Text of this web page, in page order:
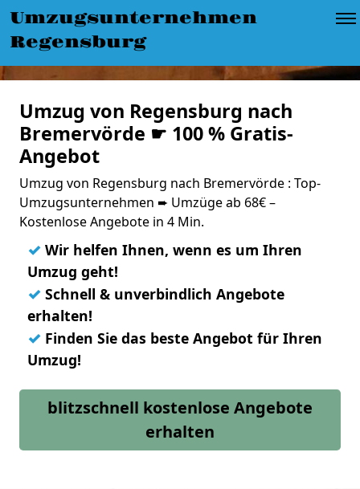
Umzugsunternehmen
Regensburg
Umzug von Regensburg nach
Bremervörde ☛ 100 % Gratis-
Angebot
Umzug von Regensburg nach Bremervörde : Top-
Umzugsunternehmen ➨ Umzüge ab 68€ –
Kostenlose Angebote in 4 Min.
✓ Wir helfen Ihnen, wenn es um Ihren
Umzug geht!
✓ Schnell & unverbindlich Angebote
erhalten!
✓ Finden Sie das beste Angebot für Ihren
Umzug!
blitzschnell kostenlose Angebote
erhalten